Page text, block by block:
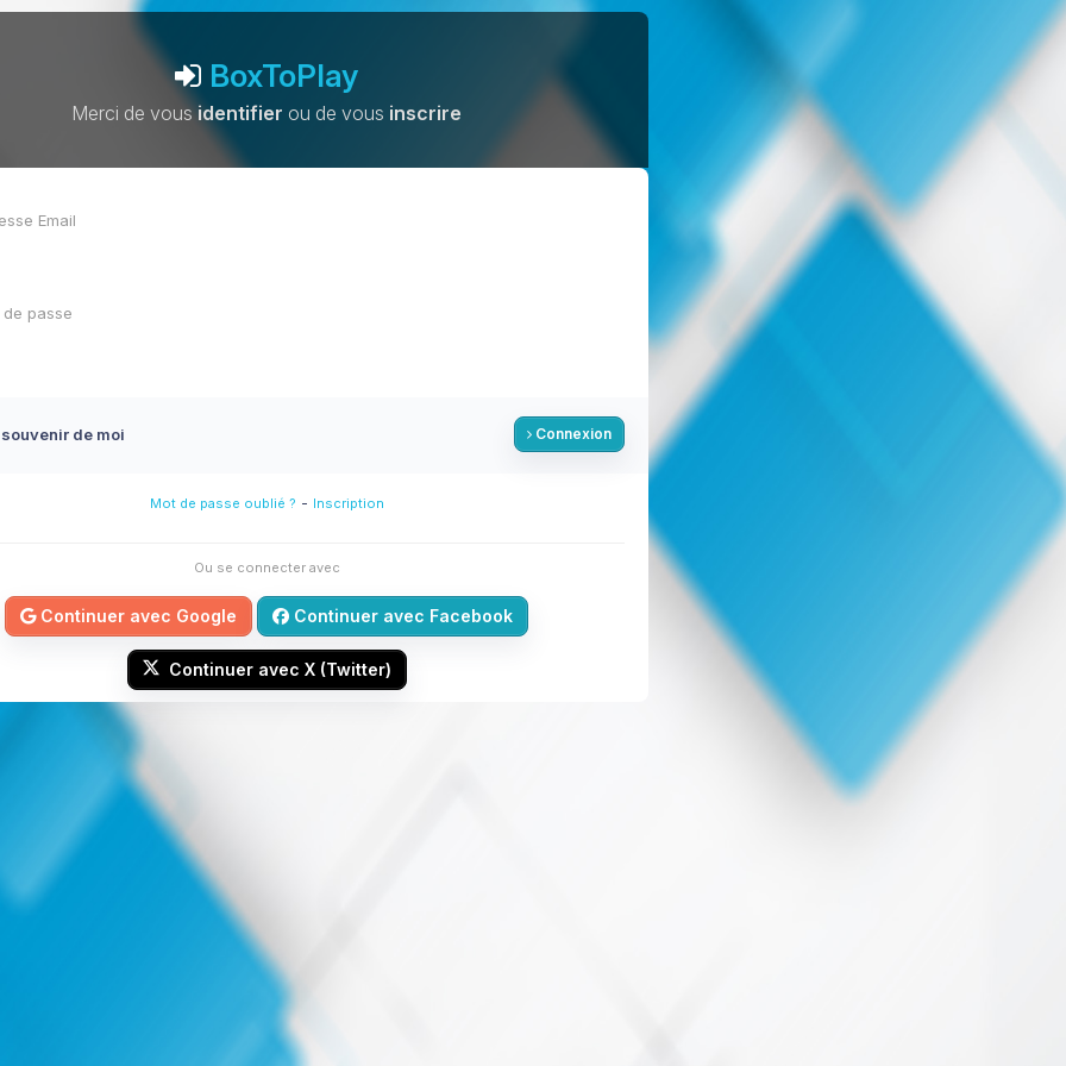
BoxToPlay
Merci de vousidentifier ou de vous inscrire
de moi Connexion
Mot de passe oublié ? - Inscription
Ou se connecter avec
Continuer avec Google Continuer avec Facebook
Continuer avec X (Twitter)